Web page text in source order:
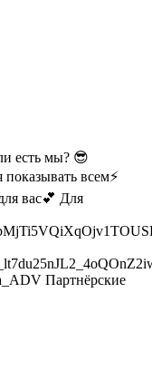
есть мы? 😎
всем⚡️
вас💕 Для
Партнёрские